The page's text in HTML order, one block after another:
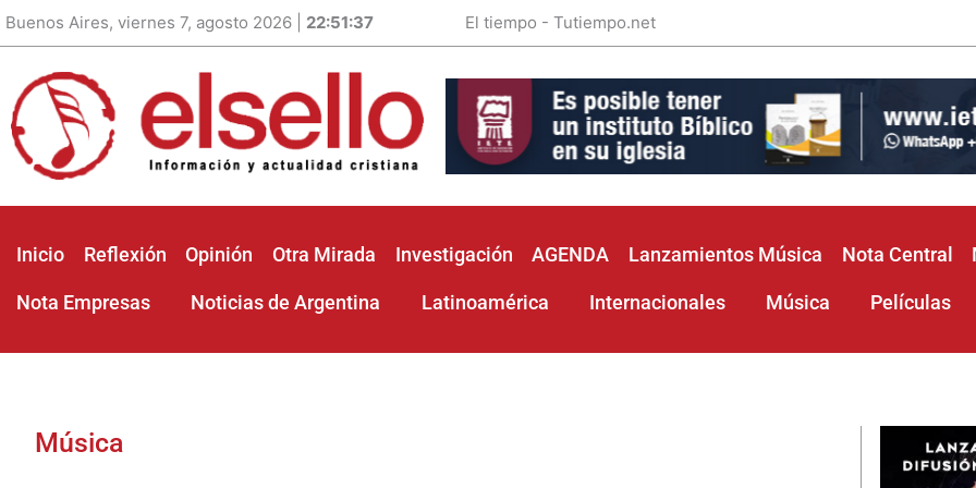
Buenos Aires, viernes 7, agosto 2026 | 22:51:38 El tiempo - Tutiempo.net
Inicio Reflexión Opinión Otra Mirada Investigación AGENDA Lanzamientos Música Nota Central
Nota Empresas Noticias de Argentina Latinoamérica Internacionales Música Películas
Música